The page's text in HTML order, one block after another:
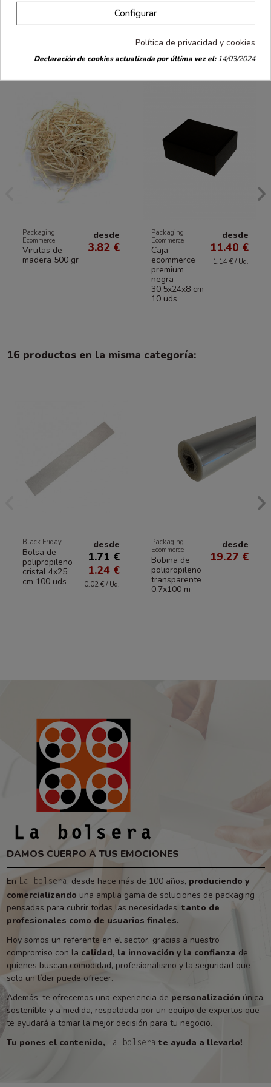
Packaging
Ecommerce
Virutas de
madera 500 gr
desde
3.82 €
Packaging
Ecommerce
Caja
ecommerce
premium
negra
30,5x24x8 cm
10 uds
desde
11.40 €
1.14 € / Ud.
16 productos en la misma categoría:
Black Friday
Bolsa de
polipropileno
cristal 4x25
cm 100 uds
desde
1.71 €
1.24 €
0.02 € / Ud.
Packaging
Ecommerce
Bobina de
polipropileno
transparente
0,7x100 m
desde
19.27 €
DAMOS CUERPO A TUS EMOCIONES
En La bolsera , desde hace más de 100 años, produciendo y
comercializando una amplia gama de soluciones de packaging
pensadas para cubrir todas las necesidades, tanto de
profesionales como de usuarios finales.
Hoy somos un referente en el sector, gracias a nuestro
compromiso con la calidad, la innovación y la confianza de
quienes buscan comodidad, profesionalismo y la seguridad que
solo un líder puede ofrecer.
Además, te ofrecemos una experiencia de personalización única,
sostenible y a medida, respaldada por un equipo de expertos que
te ayudará a tomar la mejor decisión para tu negocio.
Tu pones el contenido, La bolsera te ayuda a llevarlo!
Configurar
Política de privacidad y cookies
Declaración de cookies actualizada por última vez el:14/03/2024